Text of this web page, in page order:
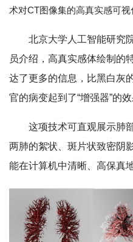
术对CT图像集的高真实感可视
北京大学人工智能研究
员介绍，高真实感体绘制的
达了更多的信息，比黑白灰
官的病变起到了“增强器”的
这项技术可直观展示肺
两肺的絮状、斑片状致密阴
能在计算机中清晰、高保真